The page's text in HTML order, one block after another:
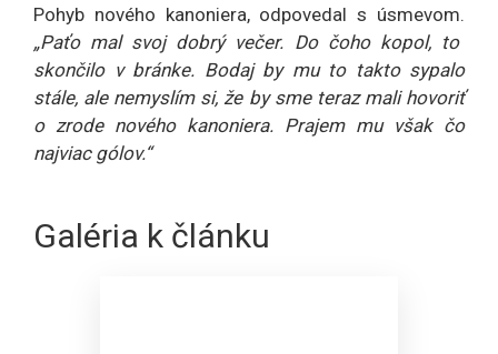
Pohyb nového kanoniera, odpovedal s úsmevom.
„Paťo mal svoj dobrý večer. Do čoho kopol, to
skončilo v bránke. Bodaj by mu to takto sypalo
stále, ale nemyslím si, že by sme teraz mali hovoriť
o zrode nového kanoniera. Prajem mu však čo
najviac gólov.“
Galéria k článku